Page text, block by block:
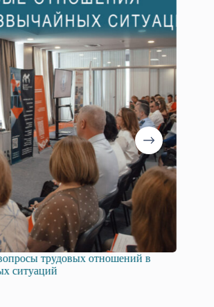
община Крыма и Федерация
Крыма укрепляют сотрудничество